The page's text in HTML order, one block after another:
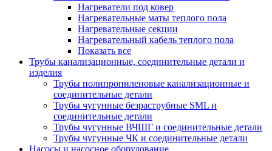
Нагреватели под ковер
Нагревательные маты теплого пола
Нагревательные секции
Нагревательный кабель теплого пола
Показать все
Трубы канализационные, соединительные детали и
изделия
Трубы полипропиленовые канализационные и
соединительные детали
Трубы чугунные безраструбные SML и
соединительные детали
Трубы чугунные ВЧШГ и соединительные детали
Трубы чугунные ЧК и соединительные детали
Насосы и насосное оборудование